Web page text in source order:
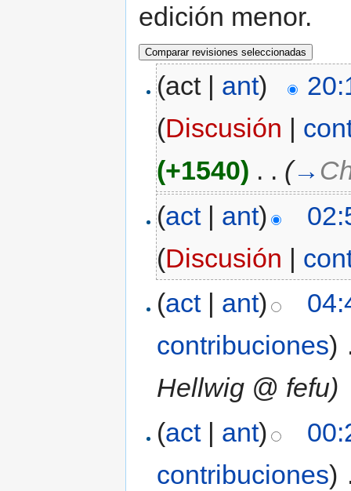
edición menor.
(act | ant)
(Discusión |
(+1540) . . (→
(act| ant)
(Discusión |
(act| ant)
contribuciones)
Hellwig @ fefu)
(act| ant)
contribuciones)